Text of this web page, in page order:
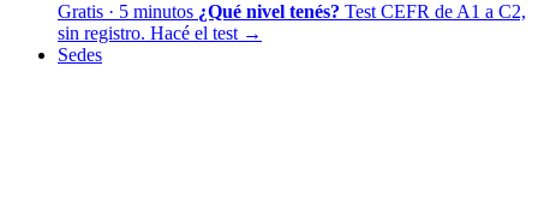
Gratis · 5 minutos ¿Qué nivel tenés? Test CEFR de A1 a C2,
sin registro. Hacé el test →
Sedes